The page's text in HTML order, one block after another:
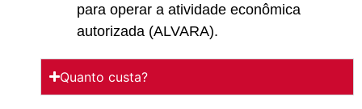
para operar a atividade econômica
autorizada (ALVARA).
Quanto custa?